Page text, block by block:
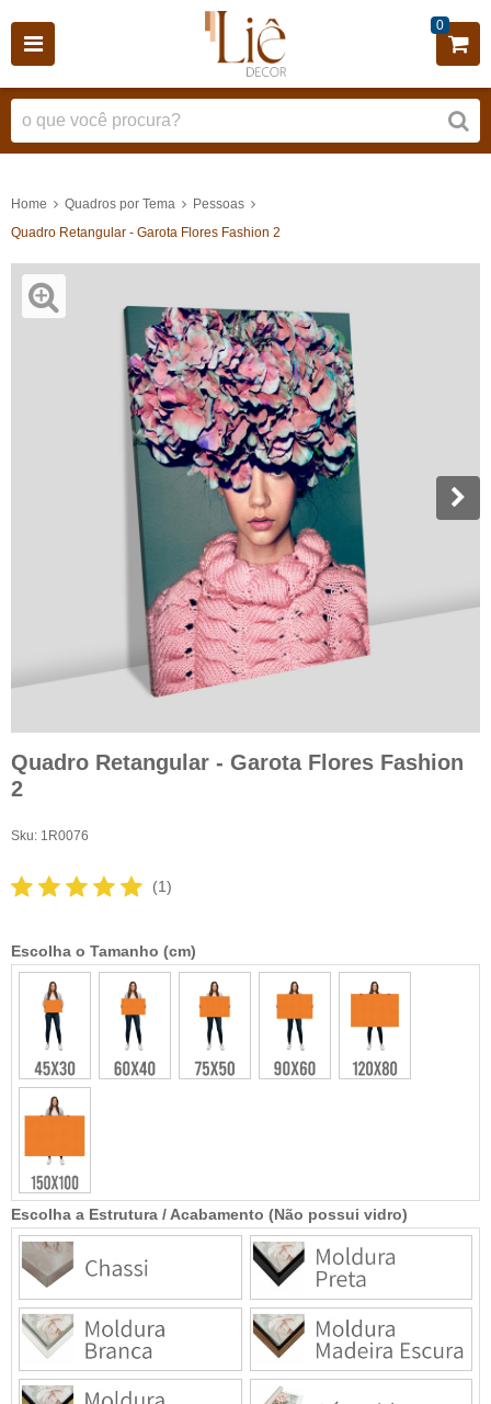
0
Home Quadros por Tema
Pessoas
Quadro Retangular - Garota Flores Fashion 2
Quadro Retangular - Garota Flores Fashion
2
Sku: 1R0076
(1)
Escolha a Estrutura / Acabamento (Não possui vidro)
Escolha o Tamanho (cm)